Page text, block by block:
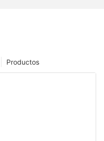
Productos